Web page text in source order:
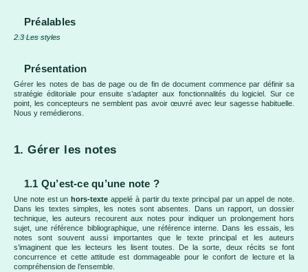
Préalables
2.3 Les styles
Présentation
Gérer les notes de bas de page ou de fin de document commence par définir sa
stratégie éditoriale pour ensuite s’adapter aux fonctionnalités du logiciel. Sur ce
point, les concepteurs ne semblent pas avoir œuvré avec leur sagesse habituelle.
Nous y remédierons.
1. Gérer les notes
1.1 Qu’est-ce qu’une note ?
Une note est un hors-texte appelé à partir du texte principal par un appel de note.
Dans les textes simples, les notes sont absentes. Dans un rapport, un dossier
technique, les auteurs recourent aux notes pour indiquer un prolongement hors
sujet, une référence bibliographique, une référence interne. Dans les essais, les
notes sont souvent aussi importantes que le texte principal et les auteurs
s’imaginent que les lecteurs les lisent toutes. De la sorte, deux récits se font
concurrence et cette attitude est dommageable pour le confort de lecture et la
compréhension de l’ensemble.